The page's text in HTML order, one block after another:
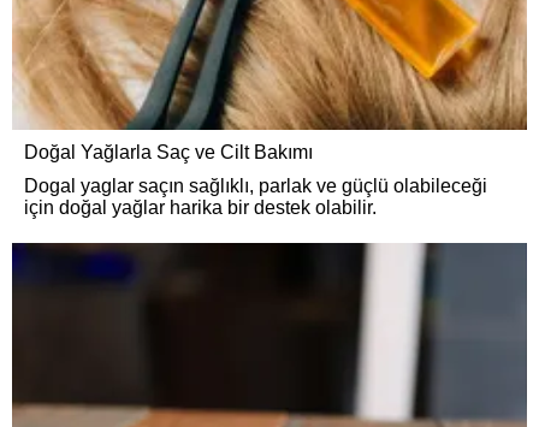
Doğal Yağlarla Saç ve Cilt Bakımı
Dogal yaglar saçın sağlıklı, parlak ve güçlü olabileceği
için doğal yağlar harika bir destek olabilir.